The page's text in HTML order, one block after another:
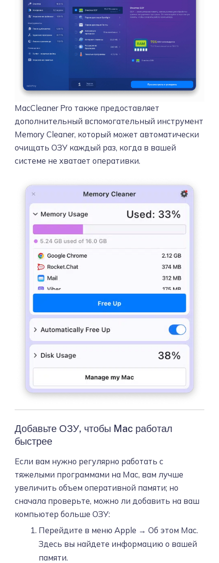
MacCleaner Pro также предоставляет
дополнительный вспомогательный инструмент
Memory Cleaner, который может автоматически
очищать ОЗУ каждый раз, когда в вашей
системе не хватает оперативки.
Добавьте ОЗУ, чтобы Mac работал
быстрее
Если вам нужно регулярно работать с
тяжелыми программами на Mac, вам лучше
увеличить объем оперативной памяти; но
сначала проверьте, можно ли добавить на ваш
компьютер больше ОЗУ:
Перейдите в меню Apple → Об этом Mac.
Здесь вы найдете информацию о вашей
памяти.